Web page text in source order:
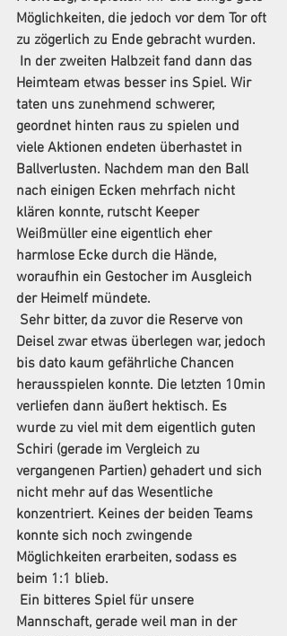
Möglichkeiten, die jedoch vor dem Tor oft
zu zögerlich zu Ende gebracht wurden.
Heimteam etwas besser ins Spiel. Wir
taten uns zunehmend schwerer,
geordnet hinten raus zu spielen und
viele Aktionen endeten überhastet in
Ballverlusten. Nachdem man den Ball
nach einigen Ecken mehrfach nicht
klären konnte, rutscht Keeper
Weißmüller eine eigentlich eher
harmlose Ecke durch die Hände,
woraufhin ein Gestocher im Ausgleich
der Heimelf mündete.
Deisel zwar etwas überlegen war, jedoch
bis dato kaum gefährliche Chancen
herausspielen konnte. Die letzten 10min
verliefen dann äußert hektisch. Es
wurde zu viel mit dem eigentlich guten
Schiri (gerade im Vergleich zu
vergangenen Partien) gehadert und sich
nicht mehr auf das Wesentliche
konzentriert. Keines der beiden Teams
konnte sich noch zwingende
Möglichkeiten erarbeiten, sodass es
beim 1:1 blieb.
Mannschaft, gerade weil man in der